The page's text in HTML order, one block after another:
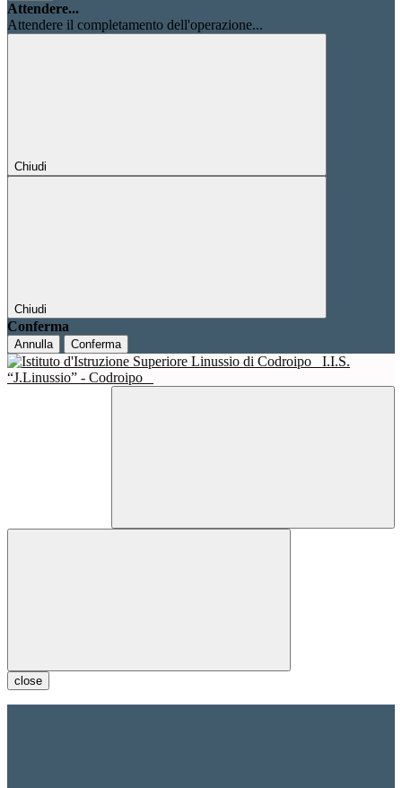
Attendere...
Attendere il completamento dell'operazione...
Chiudi
Chiudi
Conferma
Annulla Conferma
I.I.S.
“J.Linussio” - Codroipo
close